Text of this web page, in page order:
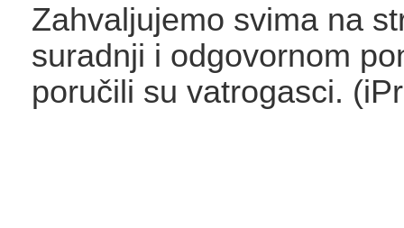
Zahvaljujemo svima na
suradnji i odgovornom
poručili su vatrogasci.